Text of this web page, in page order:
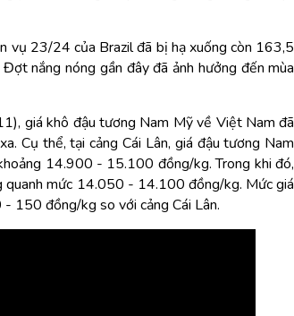
vụ 23/24 của Brazil đã bị hạ xuống còn 163,5
nắng nóng gần đây đã ảnh hưởng đến mùa
giá khô đậu tương Nam Mỹ về Việt Nam đã
Cụ thể, tại cảng Cái Lân, giá đậu tương Nam
14.900 - 15.100 đồng/kg. Trong khi đó,
quanh mức 14.050 - 14.100 đồng/kg. Mức giá
150 đồng/kg so với cảng Cái Lân.